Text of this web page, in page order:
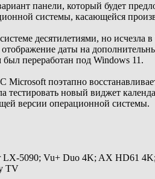
панели, который будет
системы, касающейся
десятилетиями, но исчезла
даты на
переработан под Windows 11.
Microsoft поэтапно
тестировать новый виджет
версии операционной системы.
5090; Vu+ Duo 4K; AX HD61
TV